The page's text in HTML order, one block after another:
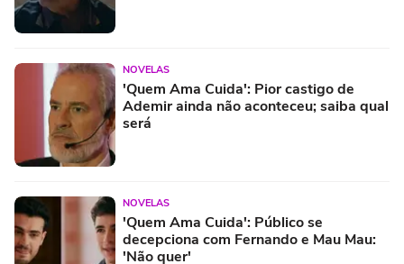
NOVELAS
'Quem Ama Cuida': Pior castigo de
Ademir ainda não aconteceu; saiba qual
será
NOVELAS
'Quem Ama Cuida': Público se
decepciona com Fernando e Mau Mau:
'Não quer'